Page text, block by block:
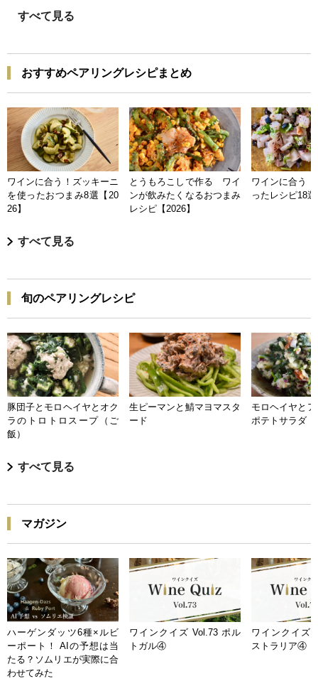
すべて見る
おすすめペアリングレシピまとめ
ワインに合う！ズッキーニ
を使ったおつまみ8選【20
26】
とうもろこしで作る ワイ
ンが飲みたくなるおつまみ
レシピ【2026】
ワインに合う
ったレシピ18
すべて見る
旬のペアリングレシピ
豚団子とモロヘイヤとオク
ラのトロトロスープ（ご
飯）
生ピーマンと鯖マヨマスタ
ード
モロヘイヤと
ポテトサラダ
すべて見る
マガジン
ハーゲンダッツ6種×ルビ
ーポート！ AIの予想は当
たる？ソムリエが実際に合
わせてみた
ワインクイズ Vol.73 ポル
トガル④
ワインクイズ
ストラリア④